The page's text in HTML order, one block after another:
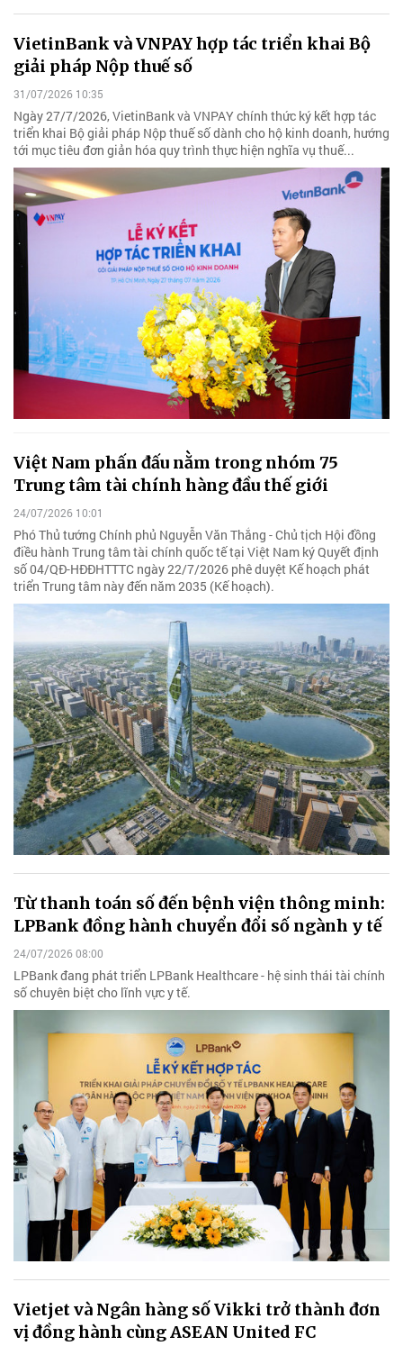
VietinBank và VNPAY hợp tác triển khai Bộ
giải pháp Nộp thuế số
31/07/2026 10:35
Ngày 27/7/2026, VietinBank và VNPAY chính thức ký kết hợp tác
triển khai Bộ giải pháp Nộp thuế số dành cho hộ kinh doanh, hướng
tới mục tiêu đơn giản hóa quy trình thực hiện nghĩa vụ thuế...
Việt Nam phấn đấu nằm trong nhóm 75
Trung tâm tài chính hàng đầu thế giới
24/07/2026 10:01
Phó Thủ tướng Chính phủ Nguyễn Văn Thắng - Chủ tịch Hội đồng
điều hành Trung tâm tài chính quốc tế tại Việt Nam ký Quyết định
số 04/QĐ-HĐĐHTTTC ngày 22/7/2026 phê duyệt Kế hoạch phát
triển Trung tâm này đến năm 2035 (Kế hoạch).
Từ thanh toán số đến bệnh viện thông minh:
LPBank đồng hành chuyển đổi số ngành y tế
24/07/2026 08:00
LPBank đang phát triển LPBank Healthcare - hệ sinh thái tài chính
số chuyên biệt cho lĩnh vực y tế.
Vietjet và Ngân hàng số Vikki trở thành đơn
vị đồng hành cùng ASEAN United FC